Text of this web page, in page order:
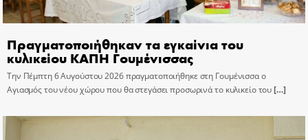
Πραγματοποιήθηκαν τα εγκαίνια του
κυλικείου ΚΑΠΗ Γουμένισσας
Την Πέμπτη 6 Αυγούστου 2026 πραγματοποιήθηκε στη Γουμένισσα ο
Αγιασμός του νέου χώρου που θα στεγάσει προσωρινά το κυλικείο του[…]